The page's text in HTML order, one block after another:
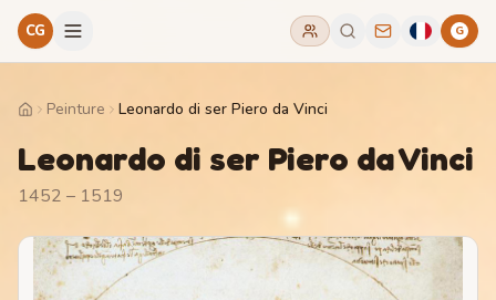
CG G
HomePeinture Leonardo di ser Piero da Vinci
Leonardo di ser Piero da Vinci
1452 – 1519